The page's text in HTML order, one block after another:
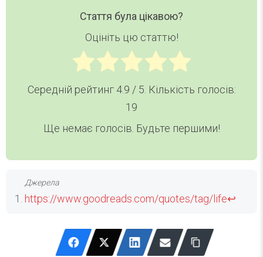
Стаття була цікавою?
Оцініть цю статтю!
Середній рейтинг 4.9 / 5. Кількість голосів:
19
Ще немає голосів. Будьте першими!
https://www.goodreads.com/quotes/tag/life↩